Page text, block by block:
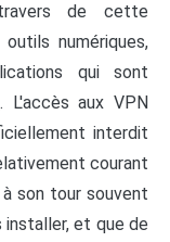
de cette
numériques,
qui sont
. L'accès aux VPN
interdit
courant
son tour souvent
et que de